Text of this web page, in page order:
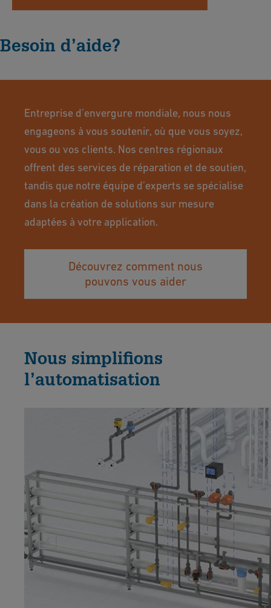
Besoin d’aide?
Entreprise d’envergure mondiale, nous nous
engageons à vous soutenir, où que vous soyez,
vous ou vos clients. Nos centres régionaux
offrent des services de réparation et de soutien,
tandis que notre équipe d’experts se spécialise
dans la création de solutions sur mesure
adaptées à votre application.
Découvrez comment nous
pouvons vous aider
Nous simplifions
l’automatisation